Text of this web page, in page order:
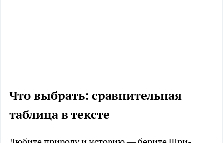
Что выбрать: сравнительная
таблица в тексте